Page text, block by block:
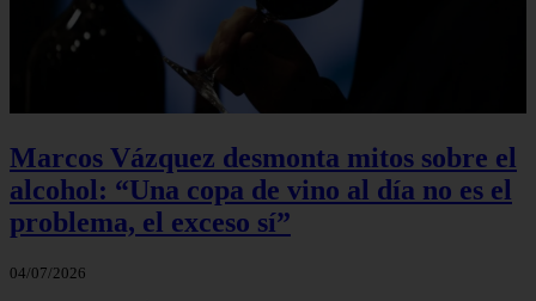
Marcos Vázquez desmonta mitos sobre el
alcohol: “Una copa de vino al día no es el
problema, el exceso sí”
04/07/2026